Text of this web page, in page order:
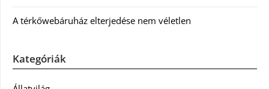
A térkőwebáruház elterjedése nem véletlen
Kategóriák